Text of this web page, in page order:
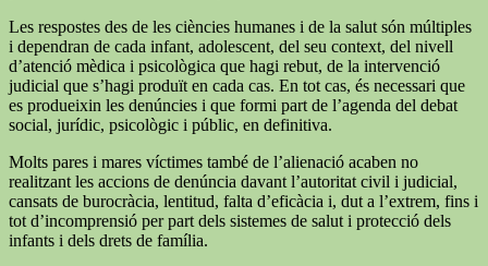
Les respostes des de les ciències humanes i de la salut són múltiples
i dependran de cada infant, adolescent, del seu context, del nivell
d’atenció mèdica i psicològica que hagi rebut, de la intervenció
judicial que s’hagi produït en cada cas. En tot cas, és necessari que
es produeixin les denúncies i que formi part de l’agenda del debat
social, jurídic, psicològic i públic, en definitiva.
Molts pares i mares víctimes també de l’alienació acaben no
realitzant les accions de denúncia davant l’autoritat civil i judicial,
cansats de burocràcia, lentitud, falta d’eficàcia i, dut a l’extrem, fins i
tot d’incomprensió per part dels sistemes de salut i protecció dels
infants i dels drets de família.